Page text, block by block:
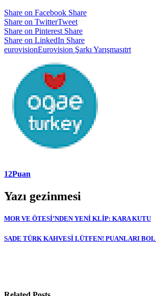
Share on Facebook Share
Share on TwitterTweet
Share on Pinterest Share
Share on LinkedIn Share
eurovisionEurovision Şarkı Yarışmasıtrt
12Puan
Yazı gezinmesi
MOR VE ÖTESİ’NDEN YENİ KLİP: KARA KUTU
SADE TÜRK KAHVESİ LÜTFEN! PUANLARI